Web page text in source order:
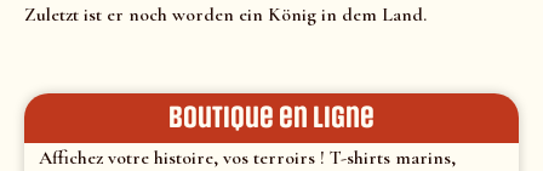
Zuletzt ist er noch worden ein König in dem Land.
Boutique en ligne
Affichez votre histoire, vos terroirs ! T-shirts marins,